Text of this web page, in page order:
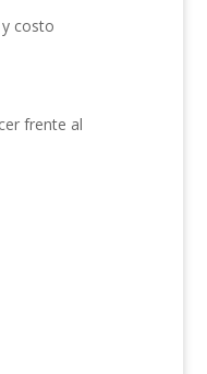
costo
frente al